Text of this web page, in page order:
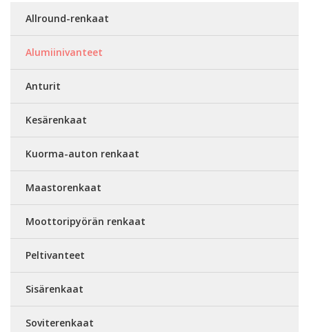
Allround-renkaat
Alumiinivanteet
Anturit
Kesärenkaat
Kuorma-auton renkaat
Maastorenkaat
Moottoripyörän renkaat
Peltivanteet
Sisärenkaat
Soviterenkaat